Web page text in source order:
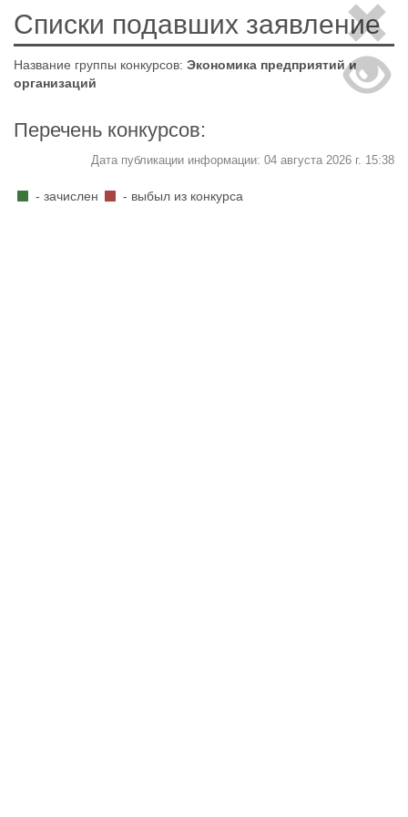
Списки подавших заявление
Название группы конкурсов: Экономика предприятий и
организаций
Перечень конкурсов:
Дата публикации информации: 04 августа 2026 г. 15:38
- зачислен - выбыл из конкурса